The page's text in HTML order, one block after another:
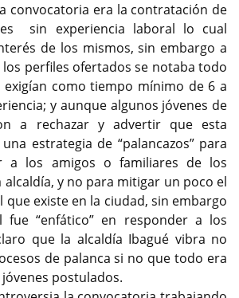
convocatoria era la contratación de
sin experiencia laboral lo cual
de los mismos, sin embargo a
perfiles ofertados se notaba todo
como tiempo mínimo de 6 a
y aunque algunos jóvenes de
a rechazar y advertir que esta
estrategia de “palancazos” para
a los amigos o familiares de los
y no para mitigar un poco el
que existe en la ciudad, sin embargo
fue “enfático” en responder a los
que la alcaldía Ibagué vibra no
de palanca si no que todo era
postulados.